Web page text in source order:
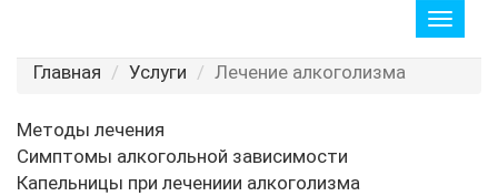
Toggle
Главная
Услуги Лечение алкоголизма
Методы лечения
Симптомы алкогольной зависимости
Капельницы при лечениии алкоголизма